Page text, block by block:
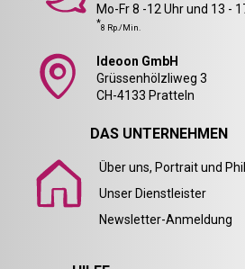
Mo-Fr 8 -12 Uhr und 13 -
*8 Rp./Min.
Ideoon GmbH
Grüssenhölzliweg 3
CH-4133 Pratteln
DAS UNTERNEHMEN
Über uns, Portrait und
Unser Dienstleister
Newsletter-Anmeldung